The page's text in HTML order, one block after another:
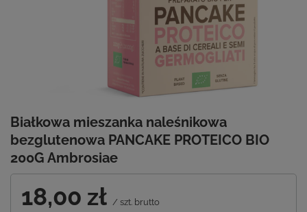
Białkowa mieszanka naleśnikowa
bezglutenowa PANCAKE PROTEICO BIO
200G Ambrosiae
18,00 zł / szt. brutto